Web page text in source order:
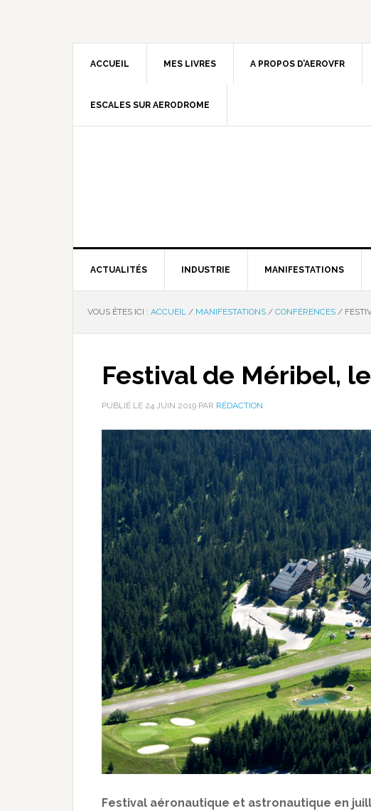
ACCUEIL MES LIVRES A PROPOS D’AEROVFR
ESCALES SUR AERODROME
ACTUALITÉS INDUSTRIE MANIFESTATIONS
VOUS ÊTES ICI : ACCUEIL / MANIFESTATIONS / CONFÉRENCES /
Festival de Méribel,
PUBLIÉ LE 24 JUIN 2019 PAR RÉDACTION
Festival aéronautique et astronautique en